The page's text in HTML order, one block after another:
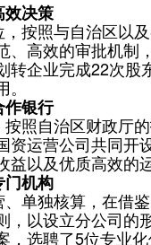
决策
按照与自治区以
、高效的审批机
转企业完成22次
作银行
照自治区财政厅
资运营公司共同
以及优质高效的
门机构
单独核算，在借
，以设立分公司
，选聘了5位专业